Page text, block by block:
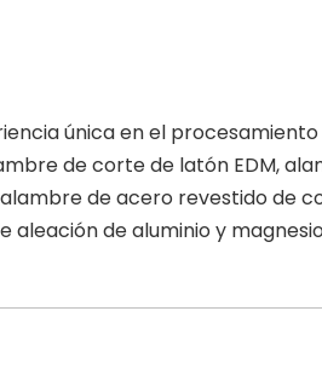
única en el
de corte de latón EDM,
de acero revestido de
aleación de aluminio y